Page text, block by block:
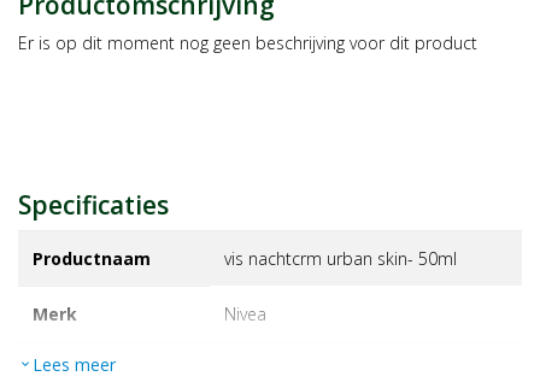
Er is op dit moment nog geen beschrijving voor dit product
Specificaties
Productnaam vis nachtcrm urban skin- 50ml
Merk nivea
EAN
expand_more Lees meer